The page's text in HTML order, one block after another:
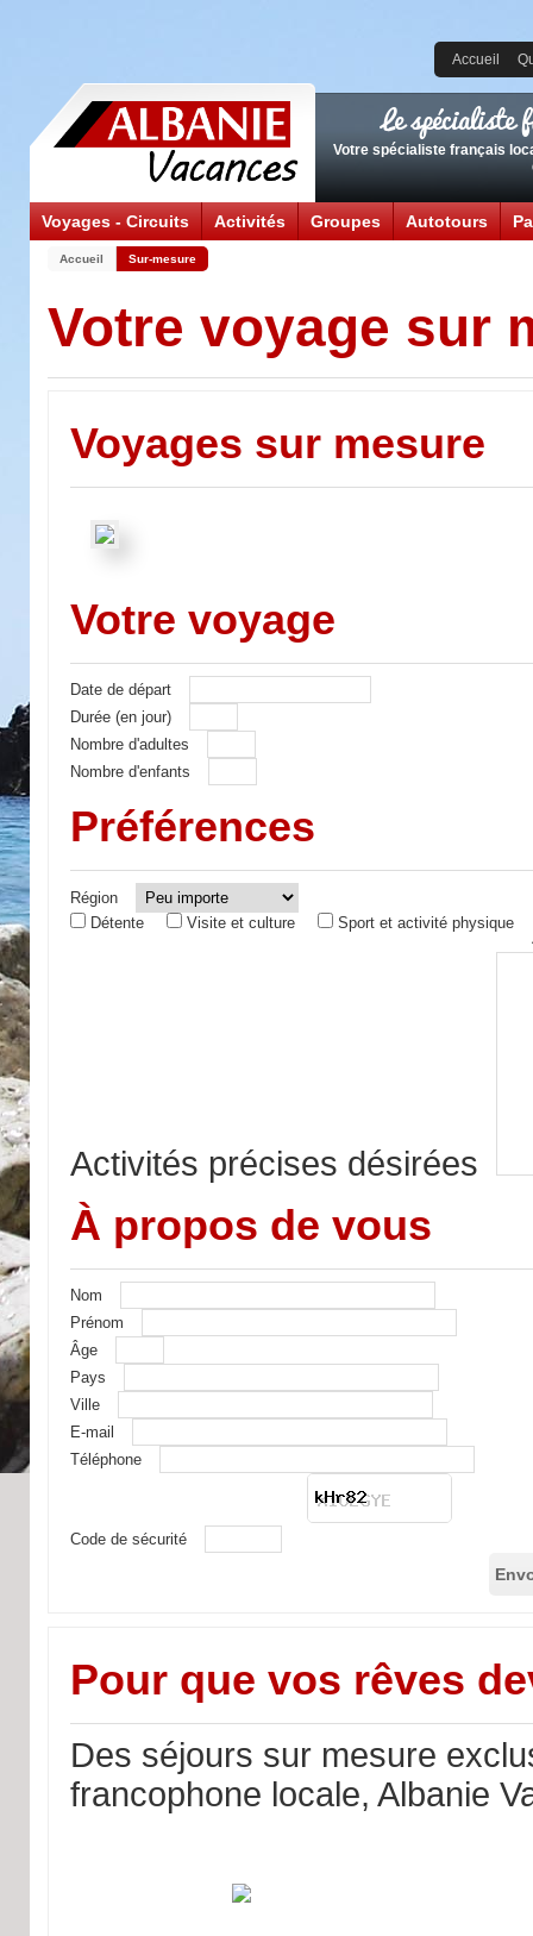
Accueil
Le spécialiste
Votre spécialiste français
Voyages - Circuits Activités Groupes Autotours
Accueil Sur-mesure
Votre voyage sur
Voyages sur mesure
Votre voyage
Date de départ
Durée (en jour)
Nombre d'adultes
Nombre d'enfants
Préférences
Région
Détente Visite et culture Sport et activité physique
Activités précises désirées
À propos de vous
Nom
Prénom
Âge
Pays
Ville
E-mail
Téléphone
Code de sécurité
Pour que vos rêves
Des séjours sur mesure
francophone locale, Albanie